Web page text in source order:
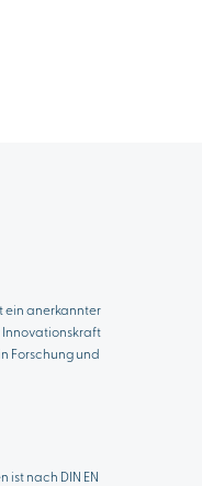
ein anerkannter
Innovationskraft
Forschung und
ist nach DIN EN